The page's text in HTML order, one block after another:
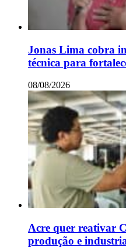
Jonas Lima cobra
técnica para
08/08/2026
Acre quer reativar
produção e